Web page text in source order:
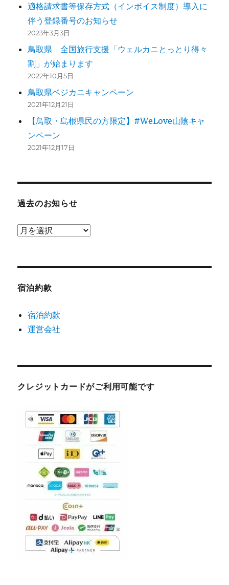
適格請求書等保存方式（インボイス制度）導入に
伴う登録番号のお知らせ
2023年3月3日
鳥取県 全国旅行支援「ウェルカニとっとり得々
割」が始まります
2022年10月5日
鳥取県ベジカニキャンペーン
2021年12月21日
【鳥取・島根県民の方限定】#WeLove山陰キャ
ンペーン
2021年12月17日
過去のお知らせ
過
知
せ
宿泊約款
宿泊約款
運営会社
クレジットカードがご利用可能です